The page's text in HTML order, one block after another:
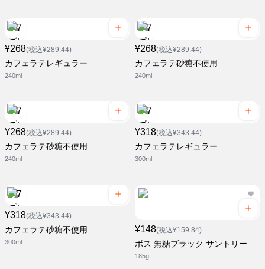
¥268(税込¥289.44)
カフェラテレギュラー
240ml
¥268(税込¥289.44)
カフェラテ砂糖不使用
240ml
¥268(税込¥289.44)
カフェラテ砂糖不使用
240ml
¥318(税込¥343.44)
カフェラテレギュラー
300ml
¥318(税込¥343.44)
カフェラテ砂糖不使用
300ml
¥148(税込¥159.84)
ボス 無糖ブラック サントリー
185g